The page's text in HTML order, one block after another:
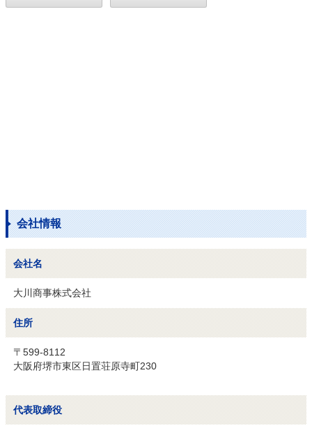
会社情報
会社名
大川商事株式会社
住所
〒599-8112
大阪府堺市東区日置荘原寺町230
代表取締役